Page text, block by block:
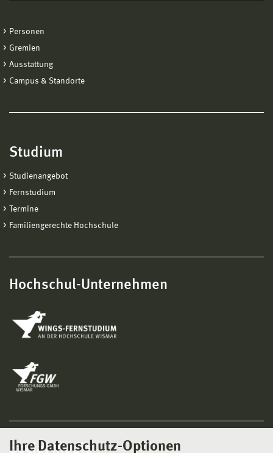
Ihre Datenschutz-Optionen
Personen
Gremien
Ausstattung
Campus & Standorte
Studium
Studienangebot
Fernstudium
Termine
Familiengerechte Hochschule
Hochschul-Unternehmen
Social Media